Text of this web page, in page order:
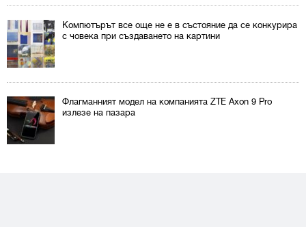
Компютърът все още не е в състояние да се конкурира
с човека при създаването на картини
Флагманният модел на компанията ZTE Axon 9 Pro
излезе на пазара